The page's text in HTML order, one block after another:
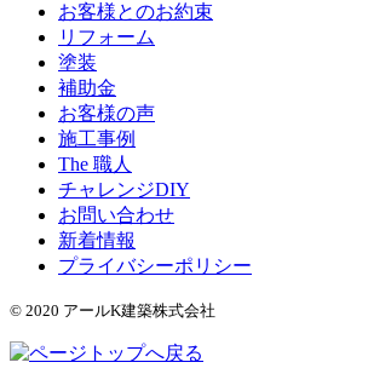
お客様とのお約束
リフォーム
塗装
補助金
お客様の声
施工事例
The 職人
チャレンジDIY
お問い合わせ
新着情報
プライバシーポリシー
© 2020 アールK建築株式会社